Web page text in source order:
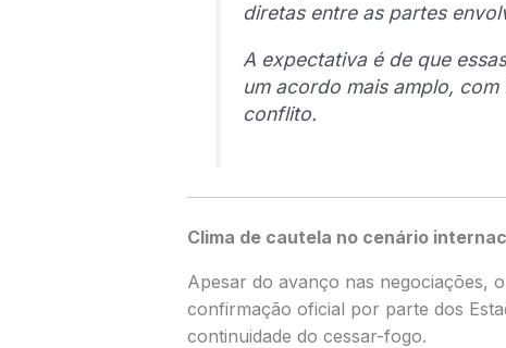
diretas entre as partes
A expectativa é de que
um acordo mais amplo,
conflito.
Clima de cautela no cenário
Apesar do avanço nas negociações,
confirmação oficial por parte dos
continuidade do cessar-fogo.